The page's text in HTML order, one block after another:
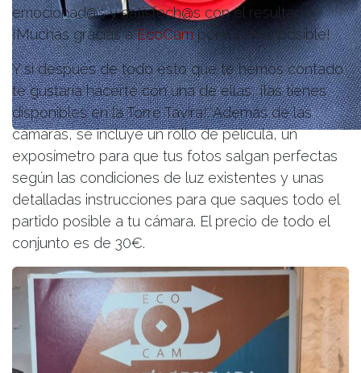
emocionad@s y satisfech@s con el resultado.
¡Muchas gracias aEcoCampor hacerlo posible!
Y si después de todo esto que te hemos contado
te gustaría hacerte con una de ellas, ¡las tienes
disponibles en la Torre Tavira!. Además de las
cámaras, se incluye un rollo de película, un
exposímetro para que tus fotos salgan perfectas
según las condiciones de luz existentes y unas
detalladas instrucciones para que saques todo el
partido posible a tu cámara. El precio de todo el
conjunto es de 30€.